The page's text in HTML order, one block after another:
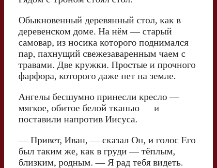
Обыкновенный деревянный стол, как в
деревенском доме. На нём — старый
самовар, из носика которого поднимался
пар, пахнущий свежезаваренным чаем с
травами. Две кружки. Простые и прочного
фарфора, которого даже нет на земле.
Ангелы бесшумно принесли кресло —
мягкое, обитое белой тканью — и
поставили напротив Иисуса.
— Привет, Иван, — сказал Он, и голос Его
был таким же, как в груди — тёплым,
близким, родным. — Я рад тебя видеть.